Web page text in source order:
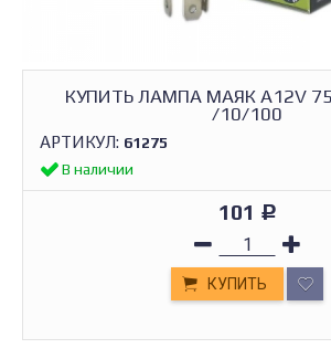
КУПИТЬ ЛАМПА МАЯК А12V
/10/100
АРТИКУЛ: 61275
В наличии
101 Р
КУПИТЬ